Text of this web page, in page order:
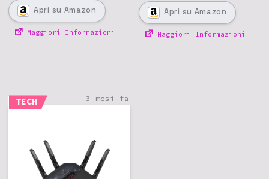
Apri su Amazon
Maggiori Informazioni
Apri su Amazon
Maggiori Informazioni
TECH 3 mesi fa